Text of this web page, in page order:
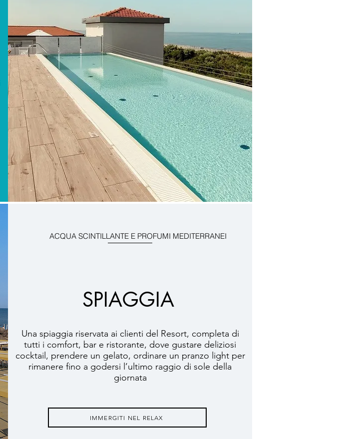
ACQUA SCINTILLANTE E PROFUMI MEDITERRANEI
SPIAGGIA
Una spiaggia riservata ai clienti del Resort, completa di
tutti i comfort, bar e ristorante, dove gustare deliziosi
cocktail, prendere un gelato, ordinare un pranzo light per
rimanere fino a godersi l’ultimo raggio di sole della
giornata
IMMERGITI NEL RELAX